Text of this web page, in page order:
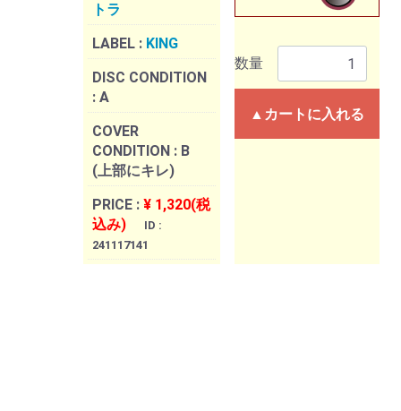
トラ
LABEL : KING
DISC CONDITION
: A
COVER
CONDITION : B
(上部にキレ)
PRICE : ¥ 1,320(税
込み)
ID :
241117141
数量
▲カートに入れる